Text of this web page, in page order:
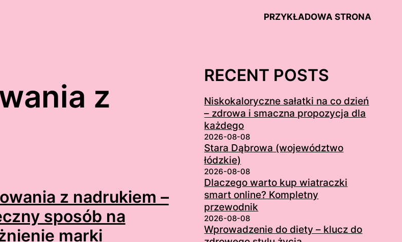
PRZYKŁADOWA STRONA
z
z nadrukiem –
sposób na
marki
RECENT POSTS
Niskokaloryczne sałatki na co dzień
– zdrowa i smaczna propozycja dla
każdego
2026-08-08
Stara Dąbrowa (województwo
łódzkie)
2026-08-08
Dlaczego warto kup wiatraczki
smart online? Kompletny
przewodnik
2026-08-08
Wprowadzenie do diety – klucz do